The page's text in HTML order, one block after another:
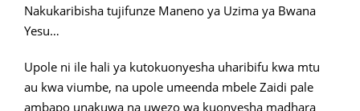
Nakukaribisha tujifunze Maneno ya Uzima ya Bwana
Yesu…
Upole ni ile hali ya kutokuonyesha uharibifu kwa mtu
au kwa viumbe, na upole umeenda mbele Zaidi pale
ambapo unakuwa na uwezo wa kuonyesha madhara